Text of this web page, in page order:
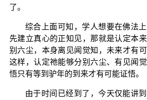
了。
综合上面可知，学人想要在佛法
先建立真心的正知见，那就是认定本
别六尘，本身离见闻觉知，未来才有
这样，认定祂能够分别六尘、有见闻
悟只有等到驴年的到来才有可能证悟。
由于时间已经到了，今天仅能讲